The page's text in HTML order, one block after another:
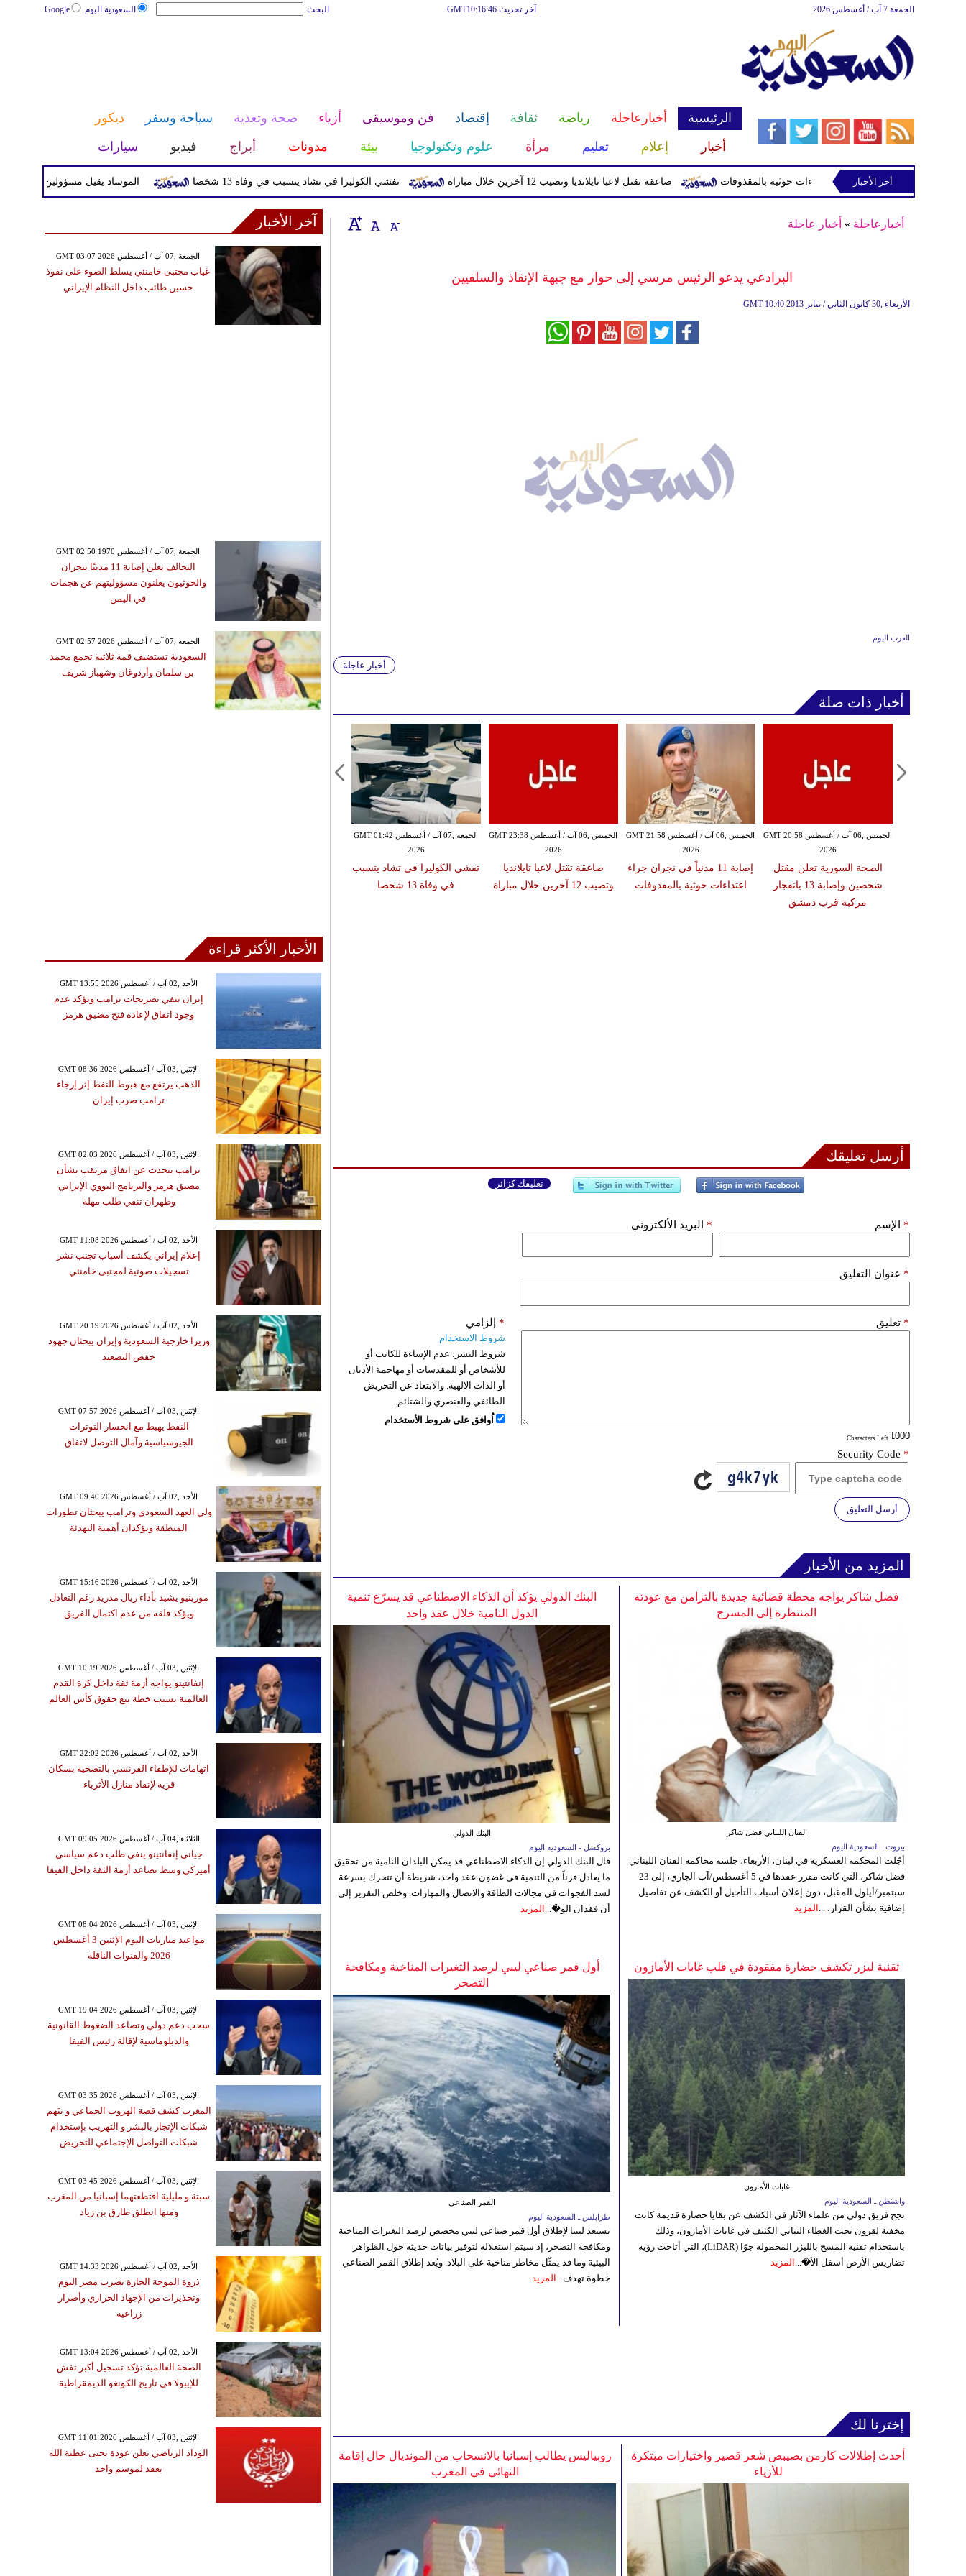
السعودية اليوم Google البحث آخر تحديث GMT10:16:46 الجمعة 7 آب / أغسطس 2026
الرئيسية أخبارعاجلة رياضة ثقافة إقتصاد فن وموسيقى أزياء صحة وتغذية سياحة وسفر
ديكور
أخبار
إعلام تعليم مرأة علوم وتكنولوجيا بيئة مدونات أبراج فيديو سيارات
الموساد يقيل مسؤولين بارزين بعد تعثر تفشي الكوليرا في تشاد يتسبب في وفاة 13 شخصا صاعقة تقتل لاعبا تايلانديا وتصيب 12 آخرين خلال مباراة أخر الأخبار
أخبارعاجلة » أخبار عاجلة
البرادعي يدعو الرئيس مرسي إلى حوار مع جبهة الإنقاذ والسلفيين
GMT 10:40 2013 الأربعاء ,30 كانون الثاني / يناير
العرب اليوم
أخبار عاجلة
أخبار ذات صلة
الجمعة ,07 آب / أغسطس GMT 01:42
2026
تفشي الكوليرا في تشاد يتسبب
في وفاة 13 شخصا
الخميس ,06 آب / أغسطس GMT 23:38
2026
صاعقة تقتل لاعبا تايلانديا
وتصيب 12 آخرين خلال مباراة
الخميس ,06 آب / أغسطس GMT 21:58
2026
إصابة 11 مدنياً في نجران جراء
اعتداءات حوثية بالمقذوفات
الخميس ,06 آب / أغسطس GMT 20:58
2026
الصحة السورية تعلن مقتل
شخصين وإصابة 13 بانفجار
مركبة قرب دمشق
أرسل تعليقك
تعليقك كزائر
الإسم * البريد الألكتروني *
عنوان التعليق *
تعليق *
: Characters Left
إلزامي *
شروط الاستخدام
شروط النشر: عدم الإساءة للكاتب أو
للأشخاص أو للمقدسات أو مهاجمة الأديان
أو الذات الالهية. والابتعاد عن التحريض
الطائفي والعنصري والشتائم.
اُوافق على شروط الأستخدام
Security Code *
أرسل التعليق
المزيد من الأخبار
البنك الدولي يؤكد أن الذكاء الاصطناعي قد يسرّع تنمية
الدول النامية خلال عقد واحد
البنك الدولي
بروكسل - السعوديه اليوم
قال البنك الدولي إن الذكاء الاصطناعي قد يمكن البلدان النامية من تحقيق
ما يعادل قرناً من التنمية في غضون عقد واحد، شريطة أن تتحرك بسرعة
لسد الفجوات في مجالات الطاقة والاتصال والمهارات. وخلص التقرير إلى
أن فقدان الو�... المزيد
فضل شاكر يواجه محطة قضائية جديدة بالتزامن مع عودته
المنتظرة إلى المسرح
الفنان اللبناني فضل شاكر
بيروت ـ السعودية اليوم
أجّلت المحكمة العسكرية في لبنان، الأربعاء، جلسة محاكمة الفنان اللبناني
فضل شاكر، التي كانت مقرر عقدها في 5 أغسطس/آب الجاري، إلى 23
سبتمبر/أيلول المقبل، دون إعلان أسباب التأجيل أو الكشف عن تفاصيل
إضافية بشأن القرار، ... المزيد
أول قمر صناعي ليبي لرصد التغيرات المناخية ومكافحة
التصحر
القمر الصناعي
طرابلس ـ السعودية اليوم
تستعد ليبيا لإطلاق أول قمر صناعي ليبي مخصص لرصد التغيرات المناخية
ومكافحة التصحر، إذ سيتم استغلاله لتوفير بيانات حديثة حول الظواهر
البيئية وما قد يمثّل مخاطر مناخية على البلاد. ويُعد إطلاق القمر الصناعي
خطوة تهدف... المزيد
تقنية ليزر تكشف حضارة مفقودة في قلب غابات الأمازون
غابات الأمازون
واشنطن ـ السعودية اليوم
نجح فريق دولي من علماء الآثار في الكشف عن بقايا حضارة قديمة كانت
مخفية لقرون تحت الغطاء النباتي الكثيف في غابات الأمازون، وذلك
باستخدام تقنية المسح بالليزر المحمولة جوًا (LiDAR)، التي أتاحت رؤية
تضاريس الأرض أسفل الأ�... المزيد
إخترنا لك
روبياليس يطالب إسبانيا بالانسحاب من المونديال حال إقامة
النهائي في المغرب
أحدث إطلالات كارمن بصيبص شعر قصير واختيارات مبتكرة
للأزياء
آخر الأخبار
GMT 03:07 2026 الجمعة ,07 آب / أغسطس
غياب مجتبى خامنئي يسلط الضوء على نفوذ
حسين طائب داخل النظام الإيراني
GMT 02:50 1970 الجمعة ,07 آب / أغسطس
التحالف يعلن إصابة 11 مدنيًا بنجران
والحوثيون يعلنون مسؤوليتهم عن هجمات
في اليمن
GMT 02:57 2026 الجمعة ,07 آب / أغسطس
السعودية تستضيف قمة ثلاثية تجمع محمد
بن سلمان وأردوغان وشهباز شريف
الأخبار الأكثر قراءة
GMT 13:55 2026 الأحد ,02 آب / أغسطس
إيران تنفي تصريحات ترامب وتؤكد عدم
وجود اتفاق لإعادة فتح مضيق هرمز
GMT 08:36 2026 الإثنين ,03 آب / أغسطس
الذهب يرتفع مع هبوط النفط إثر إرجاء
ترامب ضرب إيران
GMT 02:03 2026 الإثنين ,03 آب / أغسطس
ترامب يتحدث عن اتفاق مرتقب بشأن
مضيق هرمز والبرنامج النووي الإيراني
وطهران تنفي طلب مهلة
GMT 11:08 2026 الأحد ,02 آب / أغسطس
إعلام إيراني يكشف أسباب تجنب نشر
تسجيلات صوتية لمجتبى خامنئي
GMT 20:19 2026 الأحد ,02 آب / أغسطس
وزيرا خارجية السعودية وإيران يبحثان جهود
خفض التصعيد
GMT 07:57 2026 الإثنين ,03 آب / أغسطس
النفط يهبط مع انحسار التوترات
الجيوسياسية وآمال التوصل لاتفاق
GMT 09:40 2026 الأحد ,02 آب / أغسطس
ولي العهد السعودي وترامب يبحثان تطورات
المنطقة ويؤكدان أهمية التهدئة
GMT 15:16 2026 الأحد ,02 آب / أغسطس
مورينيو يشيد بأداء ريال مدريد رغم التعادل
ويؤكد قلقه من عدم اكتمال الفريق
GMT 10:19 2026 الإثنين ,03 آب / أغسطس
إنفانتينو يواجه أزمة ثقة داخل كرة القدم
العالمية بسبب خطة بيع حقوق كأس العالم
GMT 22:02 2026 الأحد ,02 آب / أغسطس
اتهامات للإطفاء الفرنسي بالتضحية بسكان
قرية لإنقاذ منازل الأثرياء
GMT 09:05 2026 الثلاثاء ,04 آب / أغسطس
جياني إنفانتينو ينفي طلب دعم سياسي
أميركي وسط تصاعد أزمة الثقة داخل الفيفا
GMT 08:04 2026 الإثنين ,03 آب / أغسطس
مواعيد مباريات اليوم الإثنين 3 أغسطس
2026 والقنوات الناقلة
GMT 19:04 2026 الإثنين ,03 آب / أغسطس
سحب دعم دولي وتصاعد الضغوط القانونية
والدبلوماسية لإقالة رئيس الفيفا
GMT 03:35 2026 الإثنين ,03 آب / أغسطس
المغرب كشف قصة الهروب الجماعي و يتَهم
شبكات الإتجار بالبشر و التهريب بإستخدام
شبكات التواصل الإجتماعي للتحريض
GMT 03:45 2026 الإثنين ,03 آب / أغسطس
سبتة و مليلية اقتطعتهما إسبانيا من المغرب
ومنها انطلق طارق بن زياد
GMT 14:33 2026 الأحد ,02 آب / أغسطس
ذروة الموجة الحارة تضرب مصر اليوم
وتحذيرات من الإجهاد الحراري وأضرار
زراعية
GMT 13:04 2026 الأحد ,02 آب / أغسطس
الصحة العالمية تؤكد تسجيل أكبر تفش
للإيبولا في تاريخ الكونغو الديمقراطية
GMT 11:01 2026 الإثنين ,03 آب / أغسطس
الوداد الرياضي يعلن عودة يحيى عطية الله
بعقد لموسم واحد